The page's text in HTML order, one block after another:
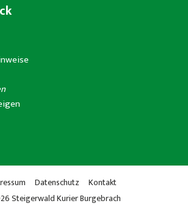
Datenschutz
Kontakt
Steigerwald Kurier Burgebrach